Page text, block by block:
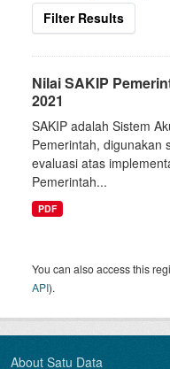
Filter Results
Nilai SAKIP
2021
SAKIP adalah Sistem
Pemerintah, digunakan
evaluasi atas
Pemerintah...
PDF
You can also access this
API).
About Satu Data